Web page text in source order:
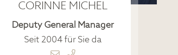
CORINNE MICHEL
Deputy General Manager
Seit 2004 für Sie da